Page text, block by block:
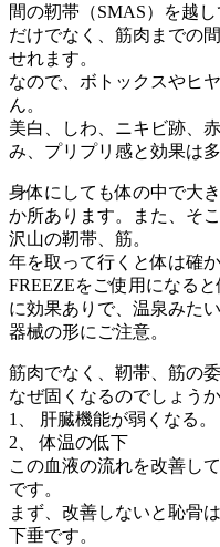
間の靭帯（SMAS）を越
だけでなく、筋肉までの
せれます。
なので、ボトックスやヒ
ん。
美白、しわ、ニキビ跡、
み、プリプリ感と効果は多
身体にしても体の中で大
か所あります。また、そ
沢山の靭帯、筋。
年を取って行くと体は確
FREEZEをご使用になる
に効果ありで、温泉みた
器械の形にご注意。
筋肉でなく、靭帯、筋の
なぜ固くなるのでしょうか
1、 肝臓機能が弱くなる。
2、 体温の低下
この血液の流れを改善し
です。
まず、改善しないと恥骨
下垂です。